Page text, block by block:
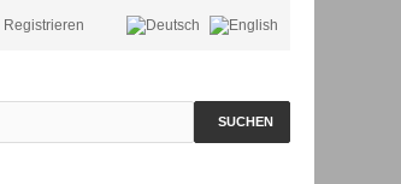
Registrieren
SUCHEN